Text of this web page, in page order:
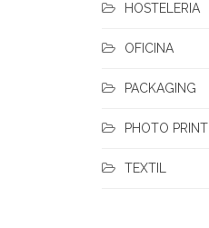
HOSTELERIA
OFICINA
PACKAGING
PHOTO PRINT
TEXTIL